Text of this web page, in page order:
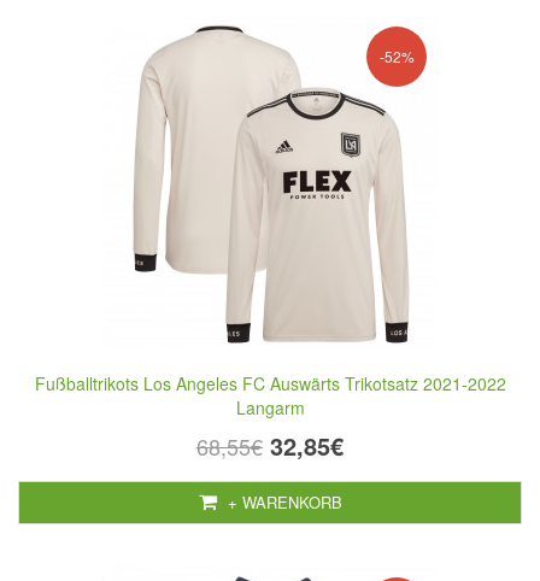
-52%
Fußballtrikots Los Angeles FC Auswärts Trikotsatz 2021-2022
Langarm
68,55€ 32,85€
+ WARENKORB